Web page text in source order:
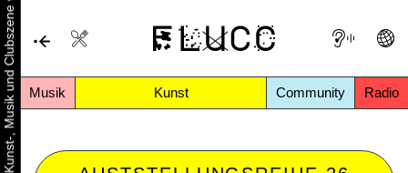
Musik Kunst Community Radio